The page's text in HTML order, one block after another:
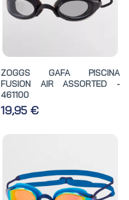
ZOGGS GAFA PISCINA
FUSION AIR ASSORTED -
461100
19,95 €